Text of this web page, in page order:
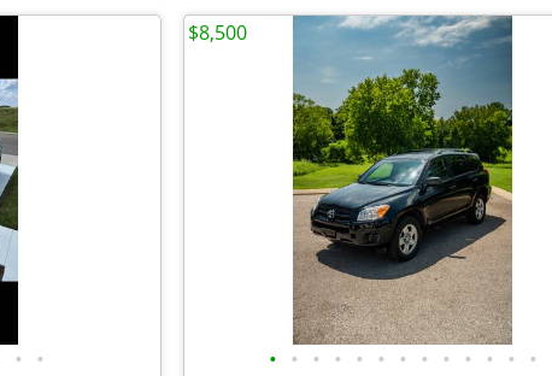
• • • • • • • • • • • • • • •
$8,500